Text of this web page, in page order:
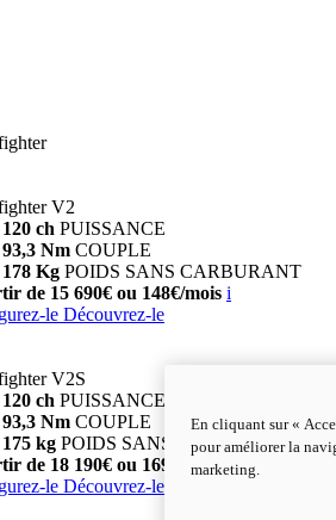
V2
120 ch PUISSANCE
93,3 Nm COUPLE
178 Kg POIDS SANS CARBURANT
de 15 690€ ou 148€/mois i
le Découvrez-le
V2S
120 ch PUISSANCE
93,3 Nm COUPLE
175 kg POIDS SANS CARBURANT
de 18 190€ ou 169€/mois i
le Découvrez-le
En cliquant sur «
pour améliorer la
marketing.